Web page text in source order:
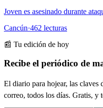
Joven es asesinado durante
Cancún·462 lecturas
📰 Tu edición de hoy
Recibe el periódico de
El diario para hojear, las
correo, todos los días. Gratis, y